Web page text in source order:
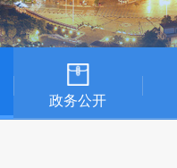
政务公开